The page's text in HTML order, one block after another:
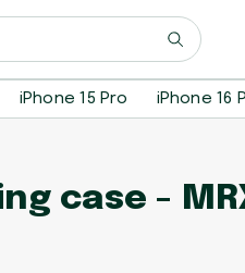
iPhone 15 Pro iPhone 16
case -